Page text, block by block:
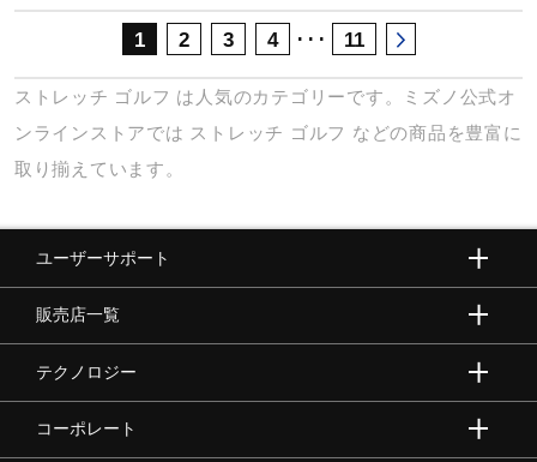
1 2 3 4 ･･･ 11
ストレッチ ゴルフ は人気のカテゴリーです。ミズノ公式オ
ンラインストアでは ストレッチ ゴルフ などの商品を豊富に
取り揃えています。
ユーザーサポート
販売店一覧
テクノロジー
コーポレート